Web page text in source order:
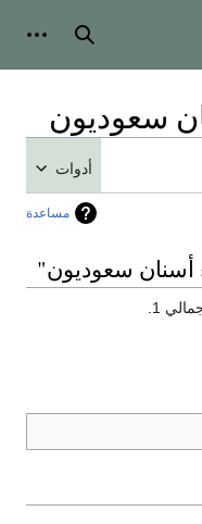
بحث
سعوديون
أدوات
مساعدة
أسنان سعوديون"
1.